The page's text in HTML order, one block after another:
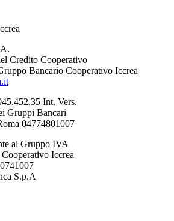
Credito Cooperativo
Bancario Cooperativo Iccrea
Int. Vers.
Gruppi Bancari
04774801007
al Gruppo IVA
Iccrea
S.p.A